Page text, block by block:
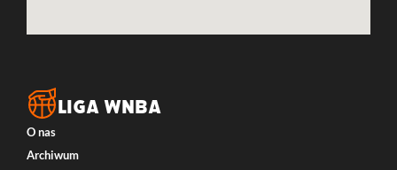
LIGA WNBA
O nas
Archiwum